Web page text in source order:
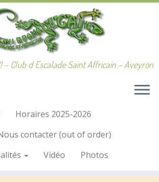
– Club d Escalade Saint Affricain – Aveyron
Horaires 2025-2026
contacter (out of order)
Vidéo Photos